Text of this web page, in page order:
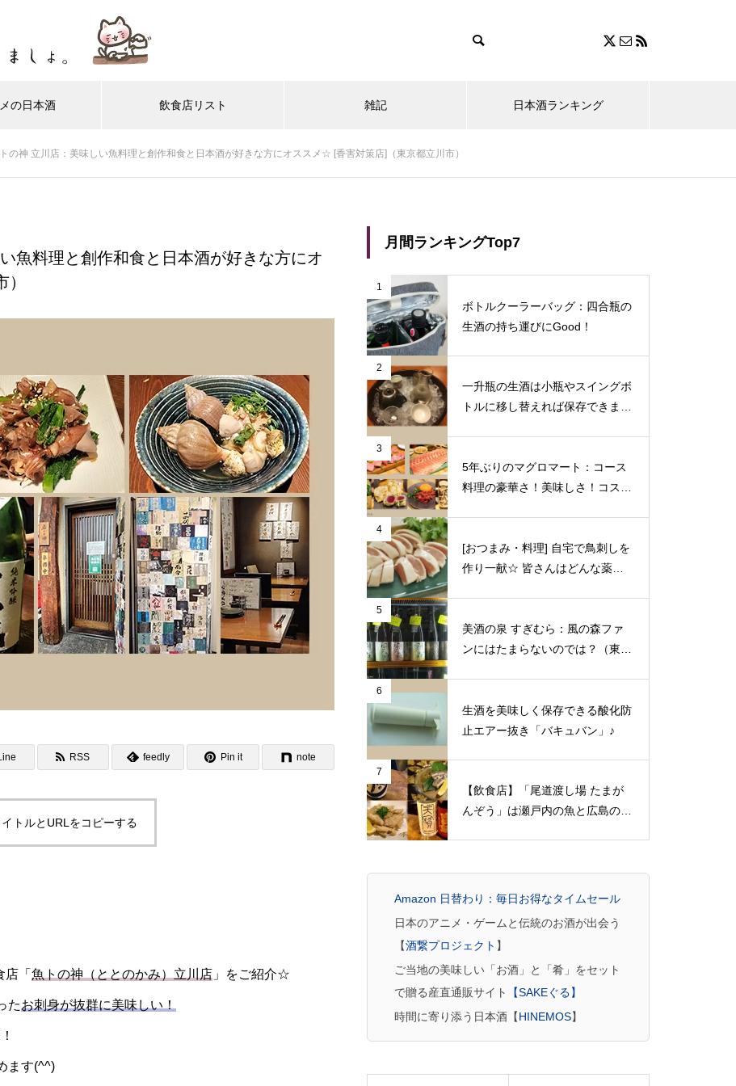
の日本酒 飲食店リスト 雑記 日本酒ランキング
トの神 立川店：美味しい魚料理と創作和食と日本酒が好きな方にオススメ☆ [香害対策店]（東京都立川市）
魚料理と創作和食と日本酒が好きな方にオ
RSS feedly Pin it note
トルとURLをコピーする
「 魚トの神（ととのかみ）立川店 」をご紹介☆
たお刺身が抜群に美味しい！
ます(^^)
月間ランキングTop7
1
ボトルクーラーバッグ：四合瓶の
生酒の持ち運びにGood！
2
一升瓶の生酒は小瓶やスイングボ
トルに移し替えれば保存できます
3
5年ぶりのマグロマート：コース
料理の豪華さ！美味しさ！コスパ
4
[おつまみ・料理] 自宅で鳥刺しを
作り一献☆ 皆さんはどんな薬味
5
美酒の泉 すぎむら：風の森ファ
ンにはたまらないのでは？（東京
6
生酒を美味しく保存できる酸化防
止エアー抜き「バキュバン」♪
7
【飲食店】「尾道渡し場 たまが
んぞう」は瀬戸内の魚と広島の日
島県尾道市）
Amazon 日替わり：毎日お得なタイムセール
日本のアニメ・ゲームと伝統のお酒が出会う
【酒繋プロジェクト 】
ご当地の美味しい「お酒」と「肴」をセット
で贈る産直通販サイト
【SAKEぐる】
時間に寄り添う日本酒【HINEMOS】